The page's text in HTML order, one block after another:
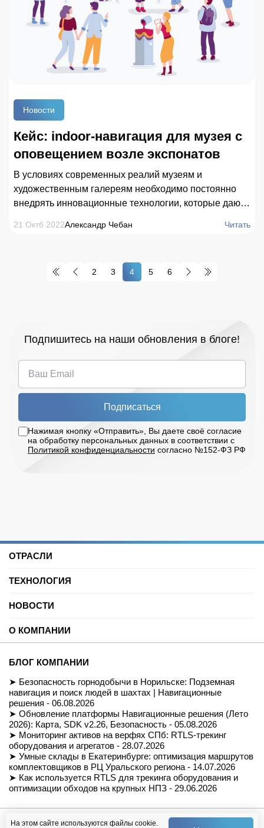
Новости
Кейс: indoor-навигация для музея с
оповещением возле экспонатов
В условиях современных реалий музеям и
художественным галереям необходимо постоянно
внедрять инновационные технологии, которые дают
экспозиций. Таким эффективным инновационным
обеспечивает удобную навигацию и получение
21 Октб 2022Александр Чебан Читать
2 3 4 5 6
Подпишитесь на наши обновления в блоге!
Подписаться
Нажимая кнопку «Отправить», Вы даете своё согласие
на обработку персональных данных в соответствии с
Политикой конфиденциальности согласно №152-ФЗ РФ
На этом сайте используются файлы cookie.
ОТРАСЛИ
Торговые центры
Автомобильные услуги
Спорт
Производство
Культура и развлечения
Здравоохранение
Недвижимость и офисы
Музеи
Транспорт
Ритейл
Навигация транспортных средств
Строительство
ТЕХНОЛОГИЯ
SDK для Indoor навигации
Позиционирование внутри помещений
Реализованные проекты
Для разработчиков
FAQ
Документация
Вход/Регистрация
НОВОСТИ
Вебинары и подкасты
О КОМПАНИИ
Миссия
Команда
Контакты
СОУТ
Политика обработки персональных данных
Условия доступа к сайту
Приказ Минцифры №511
Магазин
БЛОГ КОМПАНИИ
Безопасность горнодобычи в Норильске: Подземная
навигация и поиск людей в шахтах | Навигационные
решения - 06.08.2026
Обновление платформы Навигационные решения (Лето
2026): Карта, SDK v2.26, Безопасность - 05.08.2026
Мониторинг активов на верфях СПб: RTLS-трекинг
оборудования и агрегатов - 28.07.2026
Умные склады в Екатеринбурге: оптимизация маршрутов
комплектовщиков в РЦ Уральского региона - 14.07.2026
Как используется RTLS для трекинга оборудования и
оптимизации обходов на крупных НПЗ - 29.06.2026
© Навигационные решения, 2026